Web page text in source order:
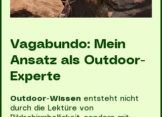
Vagabundo: Mein
Ansatz als Outdoor-
Experte
Outdoor-Wissen entsteht nicht
durch die Lektüre von